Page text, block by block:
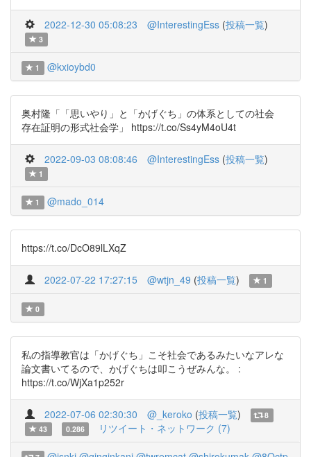
2022-12-30 05:08:23 @InterestingEss (投稿一覧)
3
1 @kxioybd0
奥村隆「「思いやり」と「かげぐち」の体系としての社会
存在証明の形式社会学」 https://t.co/Ss4yM4oU4t
2022-09-03 08:08:46 @InterestingEss (投稿一覧)
1
1 @mado_014
https://t.co/DcO89lLXqZ
2022-07-22 17:27:15 @wtjn_49 (投稿一覧) 1
0
私の指導教官は「かげぐち」こそ社会であるみたいなアレな
論文書いてるので、かげぐちは叩こうぜみんな。 :
https://t.co/WjXa1p252r
2022-07-06 02:30:30 @_keroko (投稿一覧)
8
43
0.286 リツイート・ネットワーク (7)